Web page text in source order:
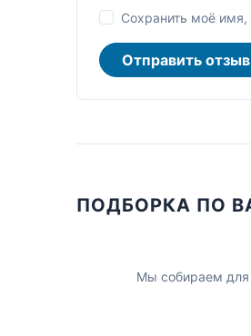
Сохранить моё
Отправить отзыв
ПОДБОРКА ПО
Мы собираем для